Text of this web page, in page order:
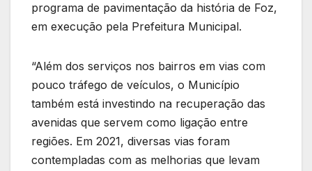
programa de pavimentação da história de Foz,
em execução pela Prefeitura Municipal.
“Além dos serviços nos bairros em vias com
pouco tráfego de veículos, o Município
também está investindo na recuperação das
avenidas que servem como ligação entre
regiões. Em 2021, diversas vias foram
contempladas com as melhorias que levam